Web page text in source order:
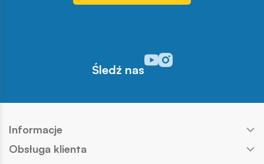
Śledź nas
Odwiedź nasz profil w
Odwiedź nasz profil w
Informacje
Obsługa klienta